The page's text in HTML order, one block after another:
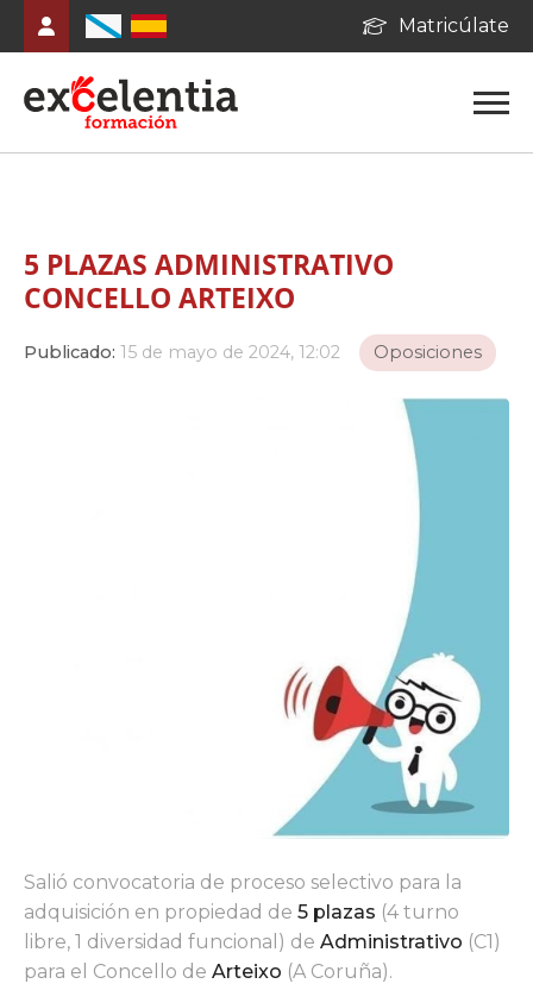
Matricúlate
5 PLAZAS ADMINISTRATIVO
CONCELLO ARTEIXO
Publicado: 15 de mayo de 2024, 12:02 Oposiciones
Salió convocatoria de proceso selectivo para la
adquisición en propiedad de 5 plazas (4 turno
libre, 1 diversidad funcional) de Administrativo (C1)
para el Concello de Arteixo (A Coruña).